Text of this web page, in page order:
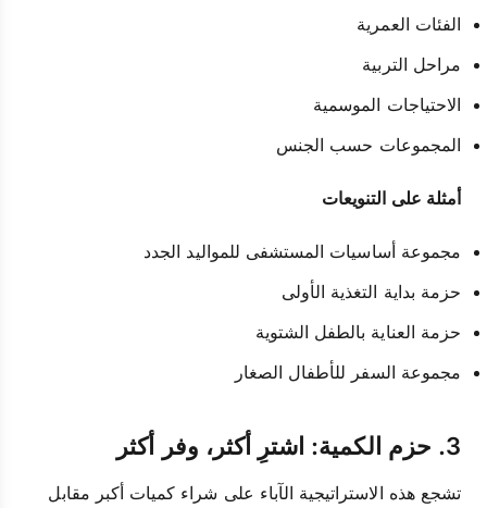
الفئات العمرية
مراحل التربية
الاحتياجات الموسمية
المجموعات حسب الجنس
أمثلة على التنويعات
مجموعة أساسيات المستشفى للمواليد الجدد
حزمة بداية التغذية الأولى
حزمة العناية بالطفل الشتوية
مجموعة السفر للأطفال الصغار
3. حزم الكمية: اشترِ أكثر، وفر أكثر
تشجع هذه الاستراتيجية الآباء على شراء كميات أكبر مقابل